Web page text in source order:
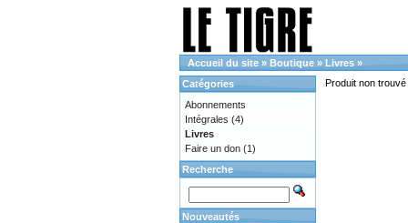
Accueil du site » Boutique » Livres »
Produit non trouvé
Catégories
Abonnements
Intégrales (4)
Livres
Faire un don (1)
Recherche
Nouveautés